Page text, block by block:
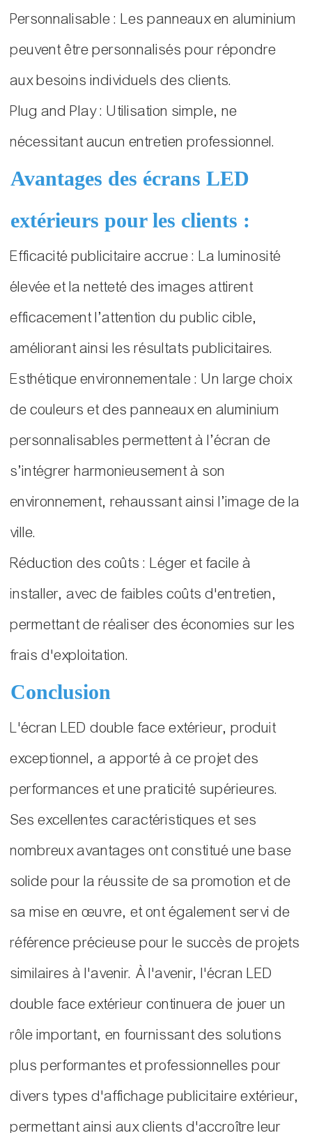
Personnalisable : Les panneaux en aluminium
peuvent être personnalisés pour répondre
aux besoins individuels des clients.
Plug and Play : Utilisation simple, ne
nécessitant aucun entretien professionnel.
Avantages des écrans LED
extérieurs pour les clients :
Efficacité publicitaire accrue : La luminosité
élevée et la netteté des images attirent
efficacement l’attention du public cible,
améliorant ainsi les résultats publicitaires.
Esthétique environnementale : Un large choix
de couleurs et des panneaux en aluminium
personnalisables permettent à l’écran de
s’intégrer harmonieusement à son
environnement, rehaussant ainsi l’image de la
ville.
Réduction des coûts : Léger et facile à
installer, avec de faibles coûts d'entretien,
permettant de réaliser des économies sur les
frais d'exploitation.
Conclusion
L'écran LED double face extérieur, produit
exceptionnel, a apporté à ce projet des
performances et une praticité supérieures.
Ses excellentes caractéristiques et ses
nombreux avantages ont constitué une base
solide pour la réussite de sa promotion et de
sa mise en œuvre, et ont également servi de
référence précieuse pour le succès de projets
similaires à l'avenir. À l'avenir, l'écran LED
double face extérieur continuera de jouer un
rôle important, en fournissant des solutions
plus performantes et professionnelles pour
divers types d'affichage publicitaire extérieur,
permettant ainsi aux clients d'accroître leur